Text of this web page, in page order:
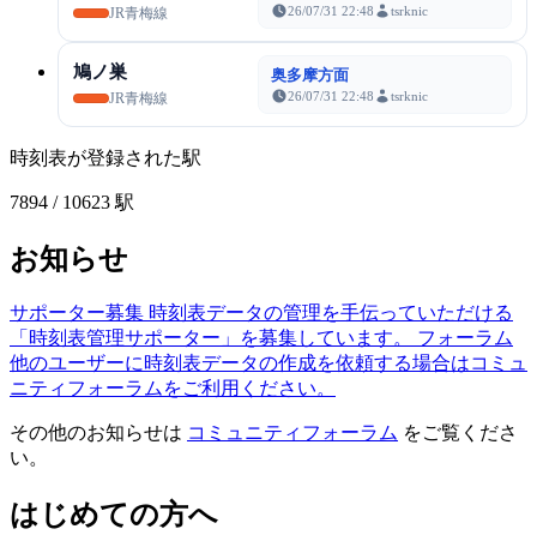
JR青梅線 26/07/31 22:48 tsrknic
鳩ノ巣
JR青梅線
奥多摩方面
26/07/31 22:48 tsrknic
時刻表が登録された駅
7894 / 10623 駅
お知らせ
サポーター募集 時刻表データの管理を手伝っていただける
「時刻表管理サポーター」を募集しています。
フォーラム
他のユーザーに時刻表データの作成を依頼する場合はコミュ
ニティフォーラムをご利用ください。
その他のお知らせは コミュニティフォーラム をご覧くださ
い。
はじめての方へ